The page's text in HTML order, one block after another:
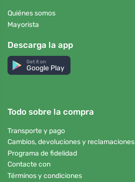
Quiénes somos
Mayorista
Descarga la app
Get it on
Google Play
Todo sobre la compra
Transporte y pago
Cambios, devoluciones y reclamaciones
Programa de fidelidad
Contacte con
Términos y condiciones